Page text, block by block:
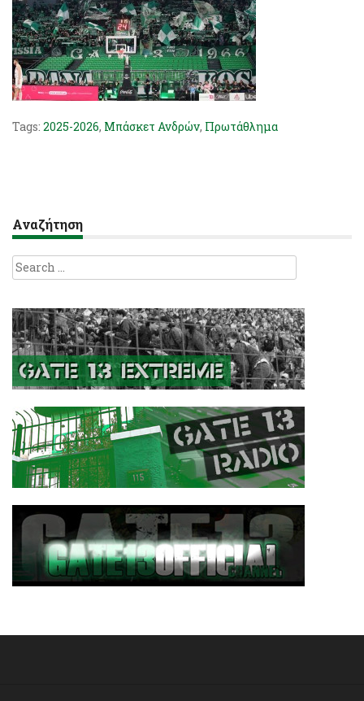
Tags: 2025-2026, Μπάσκετ Ανδρών, Πρωτάθλημα
Αναζήτηση
Search
for: